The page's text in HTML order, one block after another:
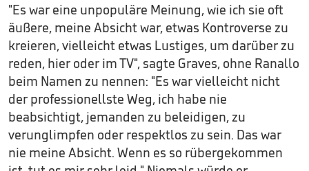
"Es war eine unpopuläre Meinung, wie ich sie oft
äußere, meine Absicht war, etwas Kontroverse zu
kreieren, vielleicht etwas Lustiges, um darüber zu
reden, hier oder im TV", sagte Graves, ohne Ranallo
beim Namen zu nennen: "Es war vielleicht nicht
der professionellste Weg, ich habe nie
beabsichtigt, jemanden zu beleidigen, zu
verunglimpfen oder respektlos zu sein. Das war
nie meine Absicht. Wenn es so rübergekommen